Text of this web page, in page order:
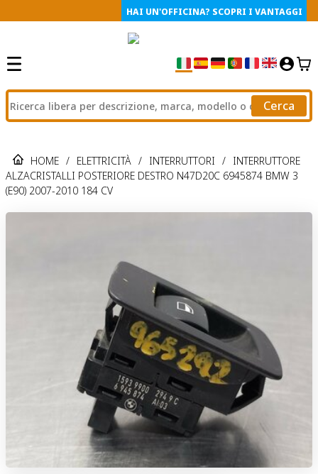
HAI UN'OFFICINA? SCOPRI I VANTAGGI
Cerca
HOME / ELETTRICITÀ / INTERRUTTORI / INTERRUTTORE
ALZACRISTALLI POSTERIORE DESTRO N47D20C 6945874 BMW 3
(E90) 2007-2010 184 CV